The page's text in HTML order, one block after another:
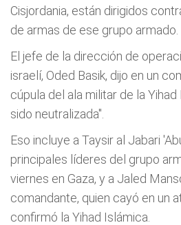
Cisjordania, están dirigidos
de armas de ese grupo armado.
El jefe de la dirección de
israelí, Oded Basik, dijo en un
cúpula del ala militar de la Yihad
sido neutralizada".
Eso incluye a Taysir al Jabari
principales líderes del grupo
viernes en Gaza, y a Jaled
comandante, quien cayó en un
confirmó la Yihad Islámica.